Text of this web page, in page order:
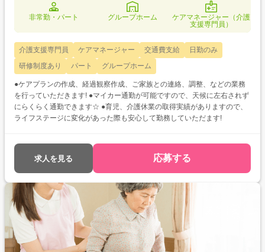
非常勤・パート グループホーム
ケアマネージャー（介護
支援専門員）
介護支援専門員 ケアマネージャー 交通費支給
日勤のみ
研修制度あり
パート グループホーム
●ケアプランの作成、経過観察作成、ご家族との連絡、調整、などの業務
を行っていただきます! ●マイカー通勤が可能ですので、天候に左右されず
にらくらく通勤できます☆ ●育児、介護休業の取得実績がありますので、
ライフステージに変化があった際も安心して勤務していただます!
求人を見る 応募する